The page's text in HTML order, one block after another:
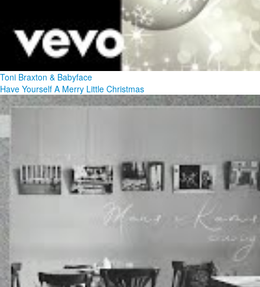
Toni Braxton & Babyface
Have Yourself A Merry Little Christmas